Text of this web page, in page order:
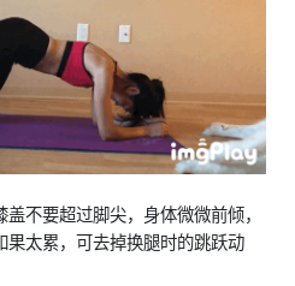
不要超过脚尖，身体微微前倾，
果太累，可去掉换腿时的跳跃动